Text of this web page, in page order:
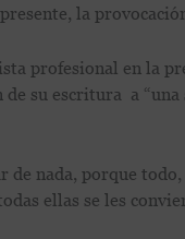
la
profesional en la
su escritura a
nada, porque
ellas se les